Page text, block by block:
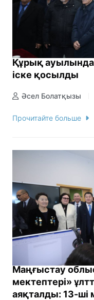
Құрық
іске қосылды
Әсел Болатқызы
Прочитайте больше
Маңғыстау
мектептері»
аяқталды: 13-